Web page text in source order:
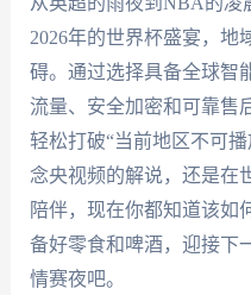
2026年的世界杯盛宴，地
碍。通过选择具备全球智
流量、安全加密和可靠售
轻松打破“当前地区不可
念央视频的解说，还是在
陪伴，现在你都知道该如
备好零食和啤酒，迎接下
情赛夜吧。